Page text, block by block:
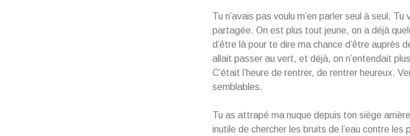
Tu n’avais pas voulu m’en parler seul à seul.
partagée. On est plus tout jeune, on a déjà
d’être là pour te dire ma chance d’être auprès
allait passer au vert, et déjà, on n’entendait
C’était l’heure de rentrer, de rentrer heureux.
semblables.
Tu as attrapé ma nuque depuis ton siège
inutile de chercher les bruits de l’eau contre